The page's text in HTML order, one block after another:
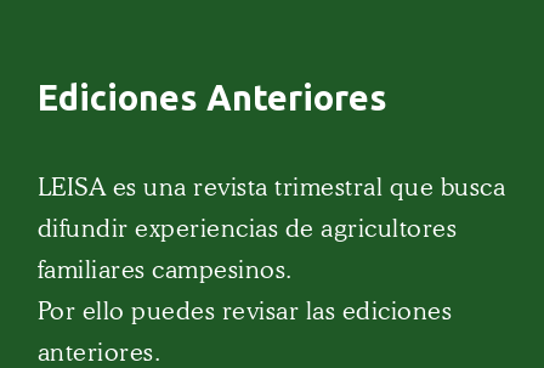
Ediciones Anteriores
LEISA es una revista trimestral que busca
difundir experiencias de agricultores
familiares campesinos.
Por ello puedes revisar las ediciones
anteriores.